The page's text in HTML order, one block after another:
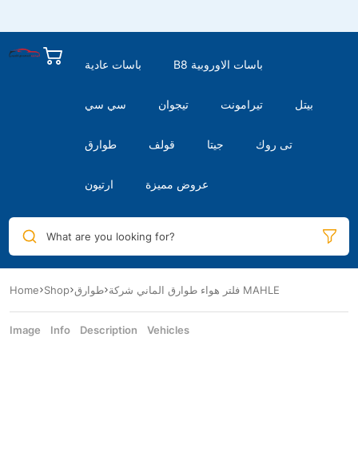
باسات عادية B8 باسات الاوروبية
سي سي تيجوان تيرامونت بيتل
طوارق قولف جيتا تى روك
ارتيون عروض مميزة
What are you looking for?
Home Shop طوارق فلتر هواء طوارق الماني شركة MAHLE
Image Info Description Vehicles